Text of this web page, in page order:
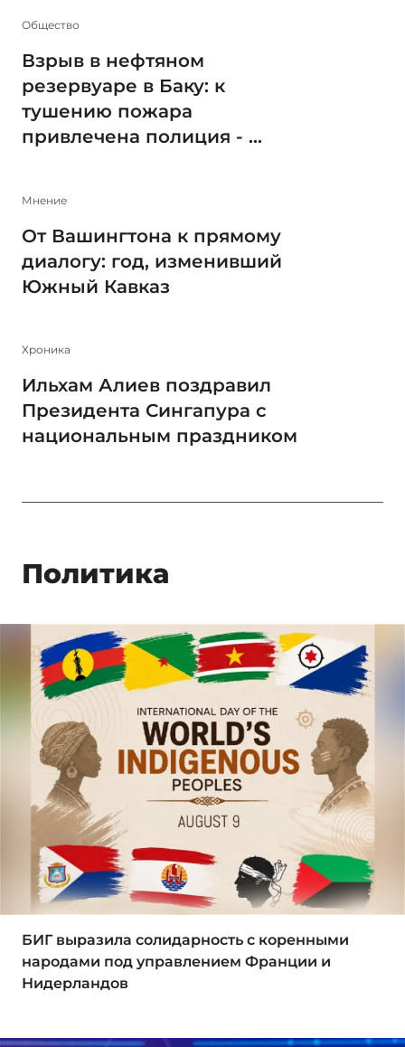
Общество
Взрыв в нефтяном
резервуаре в Баку: к
тушению пожара
привлечена полиция - ...
Мнение
От Вашингтона к прямому
диалогу: год, изменивший
Южный Кавказ
Xроника
Ильхам Алиев поздравил
Президента Сингапура с
национальным праздником
Политика
БИГ выразила солидарность с коренными
народами под управлением Франции и
Нидерландов